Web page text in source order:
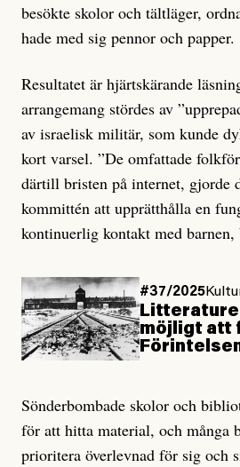
besökte skolor och tältläger,
hade med sig pennor och papper.
Resultatet är hjärtskärande
arrangemang stördes av
av israelisk militär, som kunde
kort varsel. ”De omfattade
därtill bristen på internet, gjorde
kommittén att upprätthålla en
kontinuerlig kontakt med barnen,
#37/2025
möjligt att
Sönderbombade skolor och
för att hitta material, och många
prioritera överlevnad för sig och